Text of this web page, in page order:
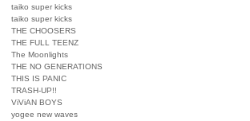
taiko super kicks
taiko super kicks
THE CHOOSERS
THE FULL TEENZ
The Moonlights
THE NO GENERATIONS
THIS IS PANIC
TRASH-UP!!
ViViAN BOYS
yogee new waves